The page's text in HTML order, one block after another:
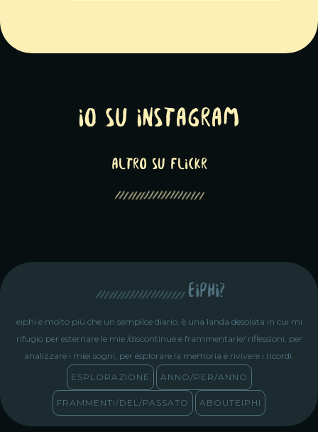
Io su Instagram
altro su Flickr
eiphi?
eiphi è molto più che un semplice diario, è una landa desolata in cui mi
rifugio per esternare le mie /discontinue e frammentarie/ riflessioni, per
analizzare i miei sogni, per esplorare la memoria e rivivere i ricordi.
ESPLORAZIONE
ANNO/PER/ANNO
FRAMMENTI/DEL/PASSATO ABOUTEIPHI